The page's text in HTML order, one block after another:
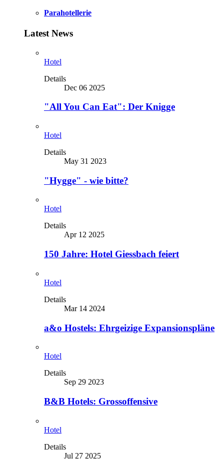
Parahotellerie
Latest News
Hotel
Details
Dec 06 2025
"All You Can Eat": Der Knigge
Hotel
Details
May 31 2023
"Hygge" - wie bitte?
Hotel
Details
Apr 12 2025
150 Jahre: Hotel Giessbach feiert
Hotel
Details
Mar 14 2024
a&o Hostels: Ehrgeizige Expansionspläne
Hotel
Details
Sep 29 2023
B&B Hotels: Grossoffensive
Hotel
Details
Jul 27 2025